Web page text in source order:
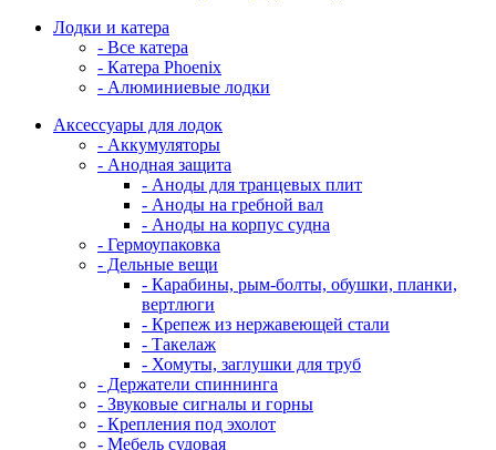
Лодки и катера
- Все катера
- Катера Phoenix
- Алюминиевые лодки
Аксессуары для лодок
- Аккумуляторы
- Анодная защита
- Аноды для транцевых плит
- Аноды на гребной вал
- Аноды на корпус судна
- Гермоупаковка
- Дельные вещи
- Карабины, рым-болты, обушки, планки,
вертлюги
- Крепеж из нержавеющей стали
- Такелаж
- Хомуты, заглушки для труб
- Держатели спиннинга
- Звуковые сигналы и горны
- Крепления под эхолот
- Мебель судовая